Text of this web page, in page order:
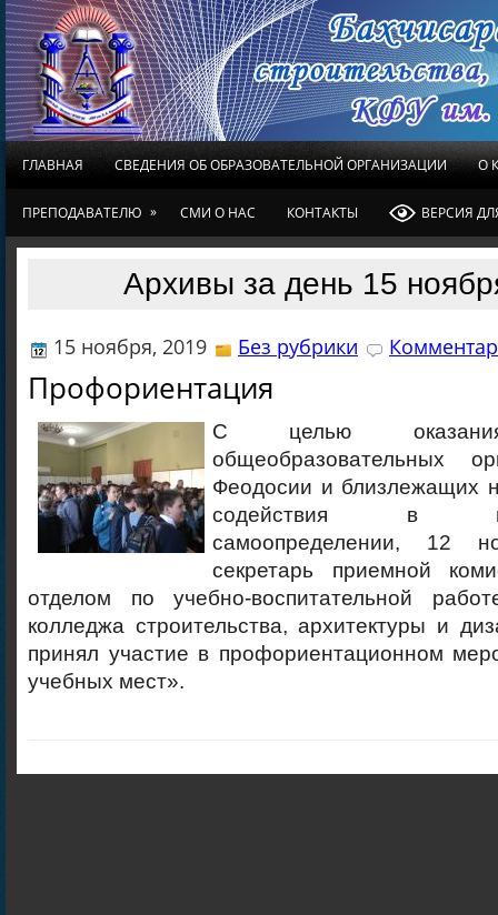
ГЛАВНАЯ СВЕДЕНИЯ ОБ ОБРАЗОВАТЕЛЬНОЙ ОРГАНИЗАЦИИ О
ПРЕПОДАВАТЕЛЮ » СМИ О НАС КОНТАКТЫ ВЕРСИЯ
Архивы за день 15
15 ноября, 2019 Без рубрики
Профориентация
С целью оказания
общеобразовательных
Феодосии и близлежащих
содействия в
самоопределении, 12
секретарь приемной
отделом по учебно-воспитательной
колледжа строительства, архитектуры и
принял участие в профориентационном
учебных мест».